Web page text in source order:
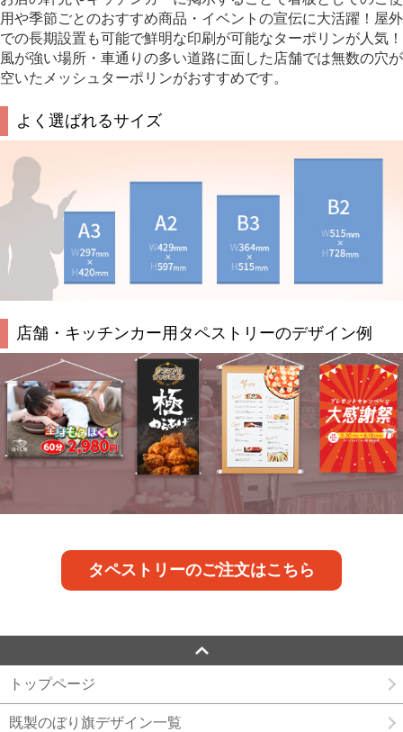
用や季節ごとのおすすめ商品・イベントの宣伝に大活躍！屋外
での長期設置も可能で鮮明な印刷が可能なターポリンが人気！
風が強い場所・車通りの多い道路に面した店舗では無数の穴が
空いたメッシュターポリンがおすすめです。
よく選ばれるサイズ
店舗・キッチンカー用タペストリーのデザイン例
タペストリーのご注文はこちら
トップページ
既製のぼり旗デザイン一覧